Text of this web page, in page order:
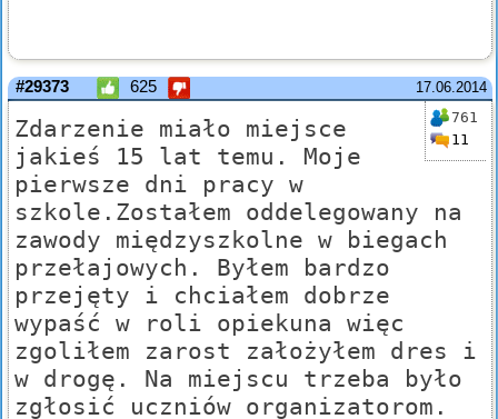
17.06.2014
#29373 625
761
11
Zdarzenie miało miejsce
jakieś 15 lat temu. Moje
pierwsze dni pracy w
szkole.Zostałem oddelegowany na
zawody międzyszkolne w biegach
przełajowych. Byłem bardzo
przejęty i chciałem dobrze
wypaść w roli opiekuna więc
zgoliłem zarost założyłem dres i
w drogę. Na miejscu trzeba było
zgłosić uczniów organizatorom.